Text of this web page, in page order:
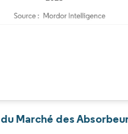
Marché des